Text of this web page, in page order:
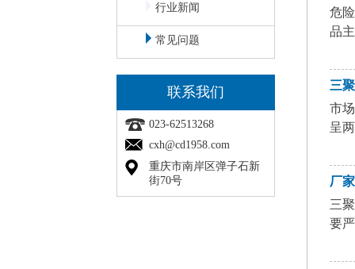
行业新闻
常见问题
联系我们
023-62513268
cxh@cd1958.com
重庆市南岸区弹子石新
街70号
危
品
三
市
呈
厂
三
要